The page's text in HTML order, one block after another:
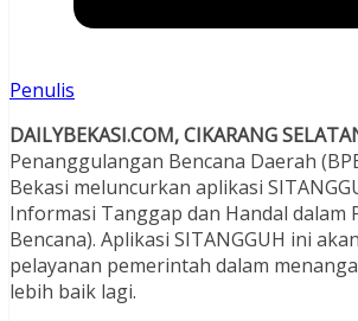
Penulis
DAILYBEKASI.COM, CIKARANG
Penanggulangan Bencana Daerah
Bekasi meluncurkan aplikasi
Informasi Tanggap dan Handal dalam
Bencana). Aplikasi SITANGGUH ini
pelayanan pemerintah dalam
lebih baik lagi.